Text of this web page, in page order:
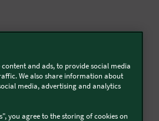
content and ads, to provide social media
We also share information about
media, advertising and analytics
you agree to the storing of cookies on